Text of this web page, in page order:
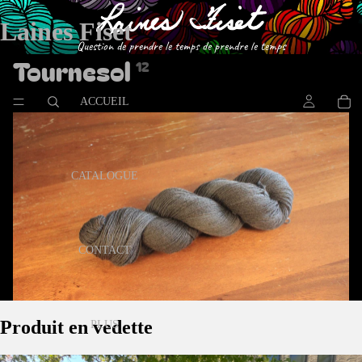
Laines Fiset
ACCUEIL
CATALOGUE
CONTACT
PLUS
Question de prendre le temps de prendre le temps
Tournesol 12
Produit en vedette